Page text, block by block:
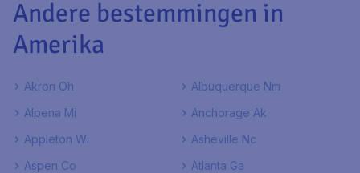
Andere bestemmingen in
Amerika
Akron Oh
Albuquerque Nm
Alpena Mi
Anchorage Ak
Appleton Wi
Asheville Nc
Aspen Co
Atlanta Ga